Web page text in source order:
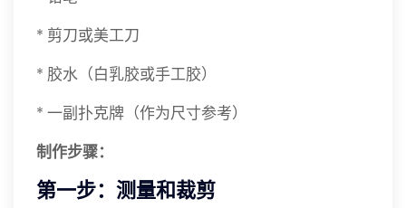
* 剪刀或美工刀
* 胶水（白乳胶或手工胶）
* 一副扑克牌（作为尺寸参考）
制作步骤：
第一步：测量和裁剪